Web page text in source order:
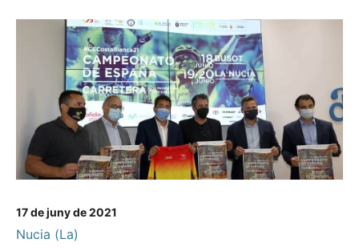
17 de juny de 2021
Nucia (La)